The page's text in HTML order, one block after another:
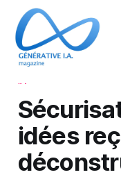
idées